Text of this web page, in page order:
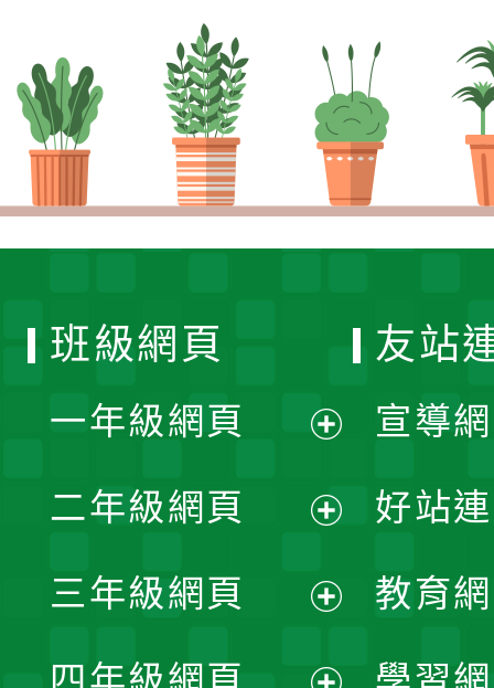
班級網頁
一年級網頁
開
選
單
二年級網頁
開
三年級網頁
友站
宣導
好站
教育